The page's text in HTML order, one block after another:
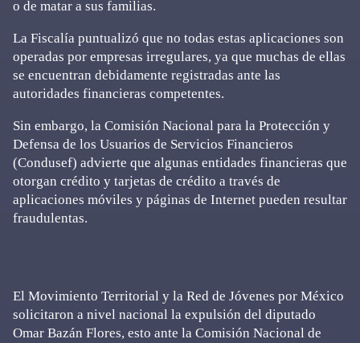
o de matar a sus familias.
La Fiscalía puntualizó que no todas estas aplicaciones son
operadas por empresas irregulares, ya que muchas de ellas
se encuentran debidamente registradas ante las
autoridades financieras competentes.
Sin embargo, la Comisión Nacional para la Protección y
Defensa de los Usuarios de Servicios Financieros
(Condusef) advierte que algunas entidades financieras que
otorgan crédito y tarjetas de crédito a través de
aplicaciones móviles y páginas de Internet pueden resultar
fraudulentas.
El Movimiento Territorial y la Red de Jóvenes por México
solicitaron a nivel nacional la expulsión del diputado
Omar Bazán Flores, esto ante la Comisión Nacional de